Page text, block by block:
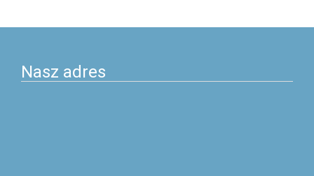
postach
Nasz adres